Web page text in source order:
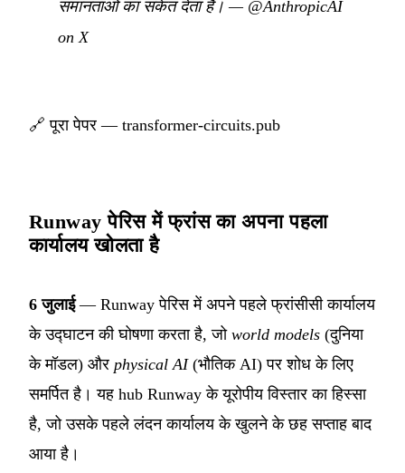
समानताओं का संकेत देता है। — @AnthropicAI
on X
🔗पूरा पेपर — transformer-circuits.pub
Runway पेरिस में फ्रांस का अपना पहला
कार्यालय खोलता है
6 जुलाई— Runway पेरिस में अपने पहले फ्रांसीसी कार्यालय
के उद्घाटन की घोषणा करता है, जो world models (दुनिया
के मॉडल) और physical AI(भौतिक AI) पर शोध के लिए
समर्पित है। यह hub Runway के यूरोपीय विस्तार का हिस्सा
है, जो उसके पहले लंदन कार्यालय के खुलने के छह सप्ताह बाद
आया है।